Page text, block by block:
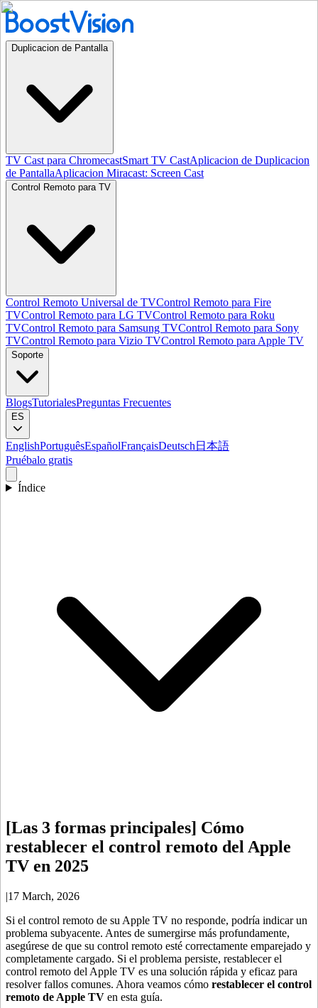
Duplicacion de Pantalla
TV Cast para ChromecastSmart TV CastAplicacion de Duplicacion
de PantallaAplicacion Miracast: Screen Cast
Control Remoto para TV
Control Remoto Universal de TVControl Remoto para Fire
TVControl Remoto para LG TVControl Remoto para Roku
TVControl Remoto para Samsung TVControl Remoto para Sony
TVControl Remoto para Vizio TVControl Remoto para Apple TV
Soporte
BlogsTutorialesPreguntas Frecuentes
ES
EnglishPortuguêsEspañolFrançaisDeutsch 日本語
Pruébalo gratis
Índice
[Las 3 formas principales] Cómo
restablecer el control remoto del Apple
TV en 2025
|17 March, 2026
Si el control remoto de su Apple TV no responde, podría indicar un
problema subyacente. Antes de sumergirse más profundamente,
asegúrese de que su control remoto esté correctamente emparejado y
completamente cargado. Si el problema persiste, restablecer el
control remoto del Apple TV es una solución rápida y eficaz para
resolver fallos comunes. Ahora veamos cómo restablecer el control
remoto de Apple TV en esta guía.